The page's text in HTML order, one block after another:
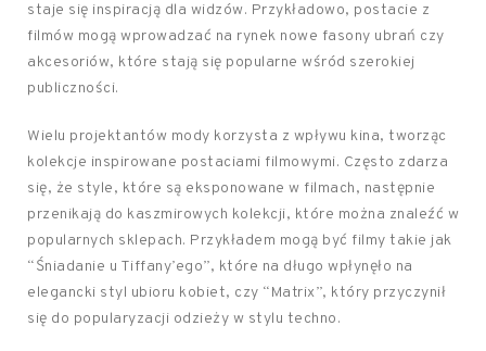
staje się inspiracją dla widzów. Przykładowo, postacie z
filmów mogą wprowadzać na rynek nowe fasony ubrań czy
akcesoriów, które stają się popularne wśród szerokiej
publiczności.
Wielu projektantów mody korzysta z wpływu kina, tworząc
kolekcje inspirowane postaciami filmowymi. Często zdarza
się, że style, które są eksponowane w filmach, następnie
przenikają do kaszmirowych kolekcji, które można znaleźć w
popularnych sklepach. Przykładem mogą być filmy takie jak
“Śniadanie u Tiffany’ego”, które na długo wpłynęło na
elegancki styl ubioru kobiet, czy “Matrix”, który przyczynił
się do popularyzacji odzieży w stylu techno.